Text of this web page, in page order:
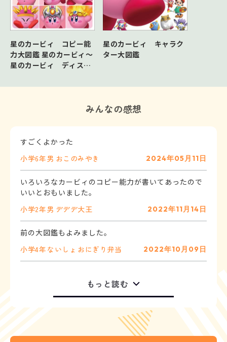
星のカービィ コピー能
力大図鑑 星のカービィ～
星のカービィ ディスカ
星のカービィ キャラク
ター大図鑑
みんなの感想
すごくよかった
小学6年男 おこのみやき 2024年05月11日
いろいろなカービィのコピー能力が書いてあったので
いいとおもいました。
小学2年男 デデデ大王 2022年11月14日
前の大図鑑もよみました。
小学4年 ないしょ おにぎり弁当 2022年10月09日
もっと読む